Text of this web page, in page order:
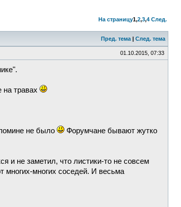
На страницу1,2,3,4 След.
Пред. тема | След. тема
01.10.2015, 07:33
травах
не было
Форумчане бывают жутко
и не заметил, что листики-то не совсем
многих-многих соседей. И весьма